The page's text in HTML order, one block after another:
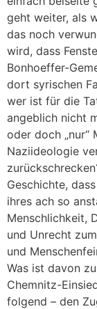
geht weiter, als
das noch
wird, dass
Bonhoeffer-
dort syrischen
wer ist für die
angeblich nicht
oder doch „nur“
Naziideologie
Geschichte,
ihres ach so
Menschlichkeit,
und Unrecht
und
Was ist davon
Chemnitz-
folgend – den